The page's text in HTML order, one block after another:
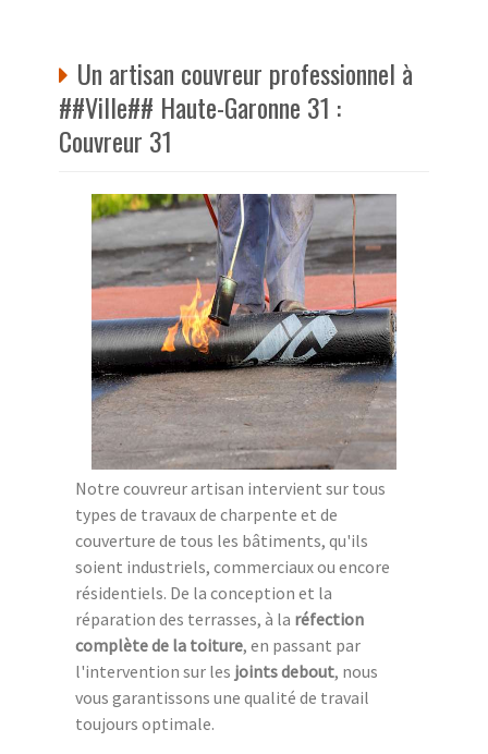
Un artisan couvreur professionnel à
##Ville## Haute-Garonne 31 :
Couvreur 31
Notre couvreur artisan intervient sur tous
types de travaux de charpente et de
couverture de tous les bâtiments, qu'ils
soient industriels, commerciaux ou encore
résidentiels. De la conception et la
réparation des terrasses, à la réfection
complète de la toiture, en passant par
l'intervention sur les joints debout, nous
vous garantissons une qualité de travail
toujours optimale.